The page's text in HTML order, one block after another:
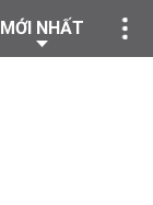
MỚI NHẤT